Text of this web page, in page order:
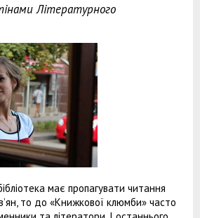
Літературного
має пропагувати читання
то до «Книжкової клюмби» часто